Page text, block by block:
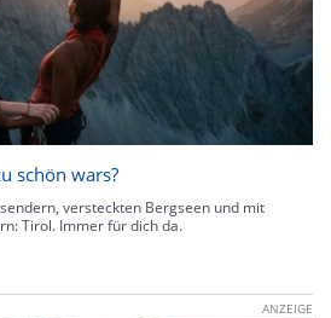
schön wars?
versteckten Bergseen und mit
Tirol. Immer für dich da.
ANZEIGE